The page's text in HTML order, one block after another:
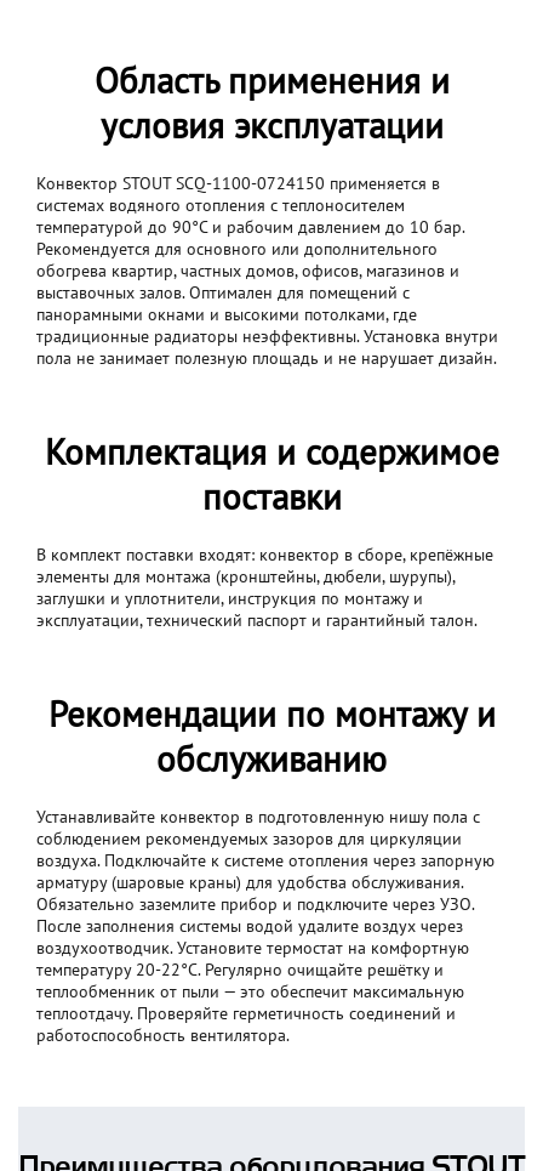
Область применения и
условия эксплуатации
Конвектор STOUT SCQ-1100-0724150 применяется в
системах водяного отопления с теплоносителем
температурой до 90°C и рабочим давлением до 10 бар.
Рекомендуется для основного или дополнительного
обогрева квартир, частных домов, офисов, магазинов и
выставочных залов. Оптимален для помещений с
панорамными окнами и высокими потолками, где
традиционные радиаторы неэффективны. Установка внутри
пола не занимает полезную площадь и не нарушает дизайн.
Комплектация и содержимое
поставки
В комплект поставки входят: конвектор в сборе, крепёжные
элементы для монтажа (кронштейны, дюбели, шурупы),
заглушки и уплотнители, инструкция по монтажу и
эксплуатации, технический паспорт и гарантийный талон.
Рекомендации по монтажу и
обслуживанию
Устанавливайте конвектор в подготовленную нишу пола с
соблюдением рекомендуемых зазоров для циркуляции
воздуха. Подключайте к системе отопления через запорную
арматуру (шаровые краны) для удобства обслуживания.
Обязательно заземлите прибор и подключите через УЗО.
После заполнения системы водой удалите воздух через
воздухоотводчик. Установите термостат на комфортную
температуру 20-22°C. Регулярно очищайте решётку и
теплообменник от пыли — это обеспечит максимальную
теплоотдачу. Проверяйте герметичность соединений и
работоспособность вентилятора.